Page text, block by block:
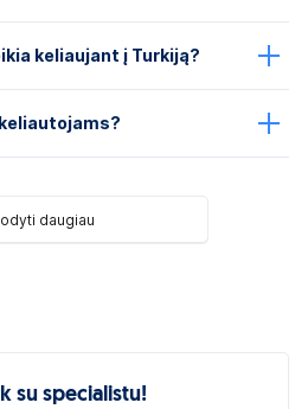
keliaujant į Turkiją?
daugiau
su specialistu!